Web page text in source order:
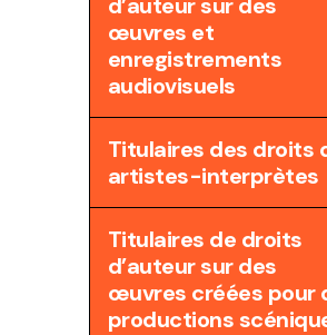
œuvres et
enregistrements
audiovisuels
Titulaires des droits
artistes-interprètes
Titulaires de droits
d’auteur sur des
œuvres créées pour
productions